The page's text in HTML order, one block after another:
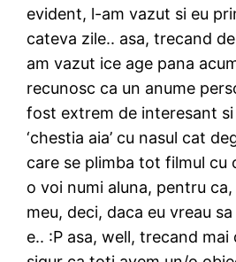
evident, l-am vazut si eu
cateva zile.. asa, trecand
am vazut ice age pana
recunosc ca un anume
fost extrem de interesant
‘chestia aia’ cu nasul cat
care se plimba tot filmul cu
o voi numi aluna, pentru
meu, deci, daca eu vreau
e.. :P asa, well, trecand